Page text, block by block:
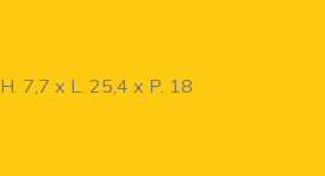
H. 7,7 x L. 25,4 x P. 18